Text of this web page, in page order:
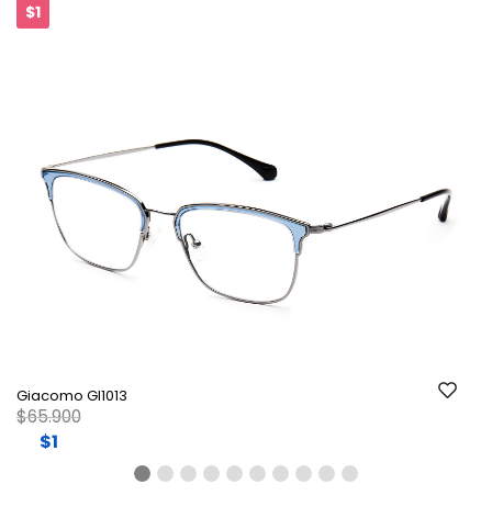
$1
Giacomo GI1013
Price reduced from
$65.900to
$1